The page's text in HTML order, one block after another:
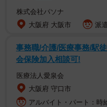
株式会社パソナ
大阪府 大阪市
派
事務職/介護/医療事務/駅
会保険加入相談可!
医療法人愛泉会
大阪府 守口市
アルバイト・パート：時